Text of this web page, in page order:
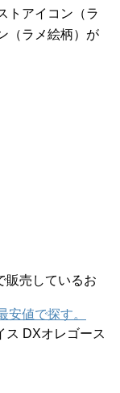
トアイコン （ラ
（ラメ絵柄）が
販売しているお
安値で探す。
ス DXオレゴース